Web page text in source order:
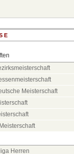
Meisterschaft
Herren